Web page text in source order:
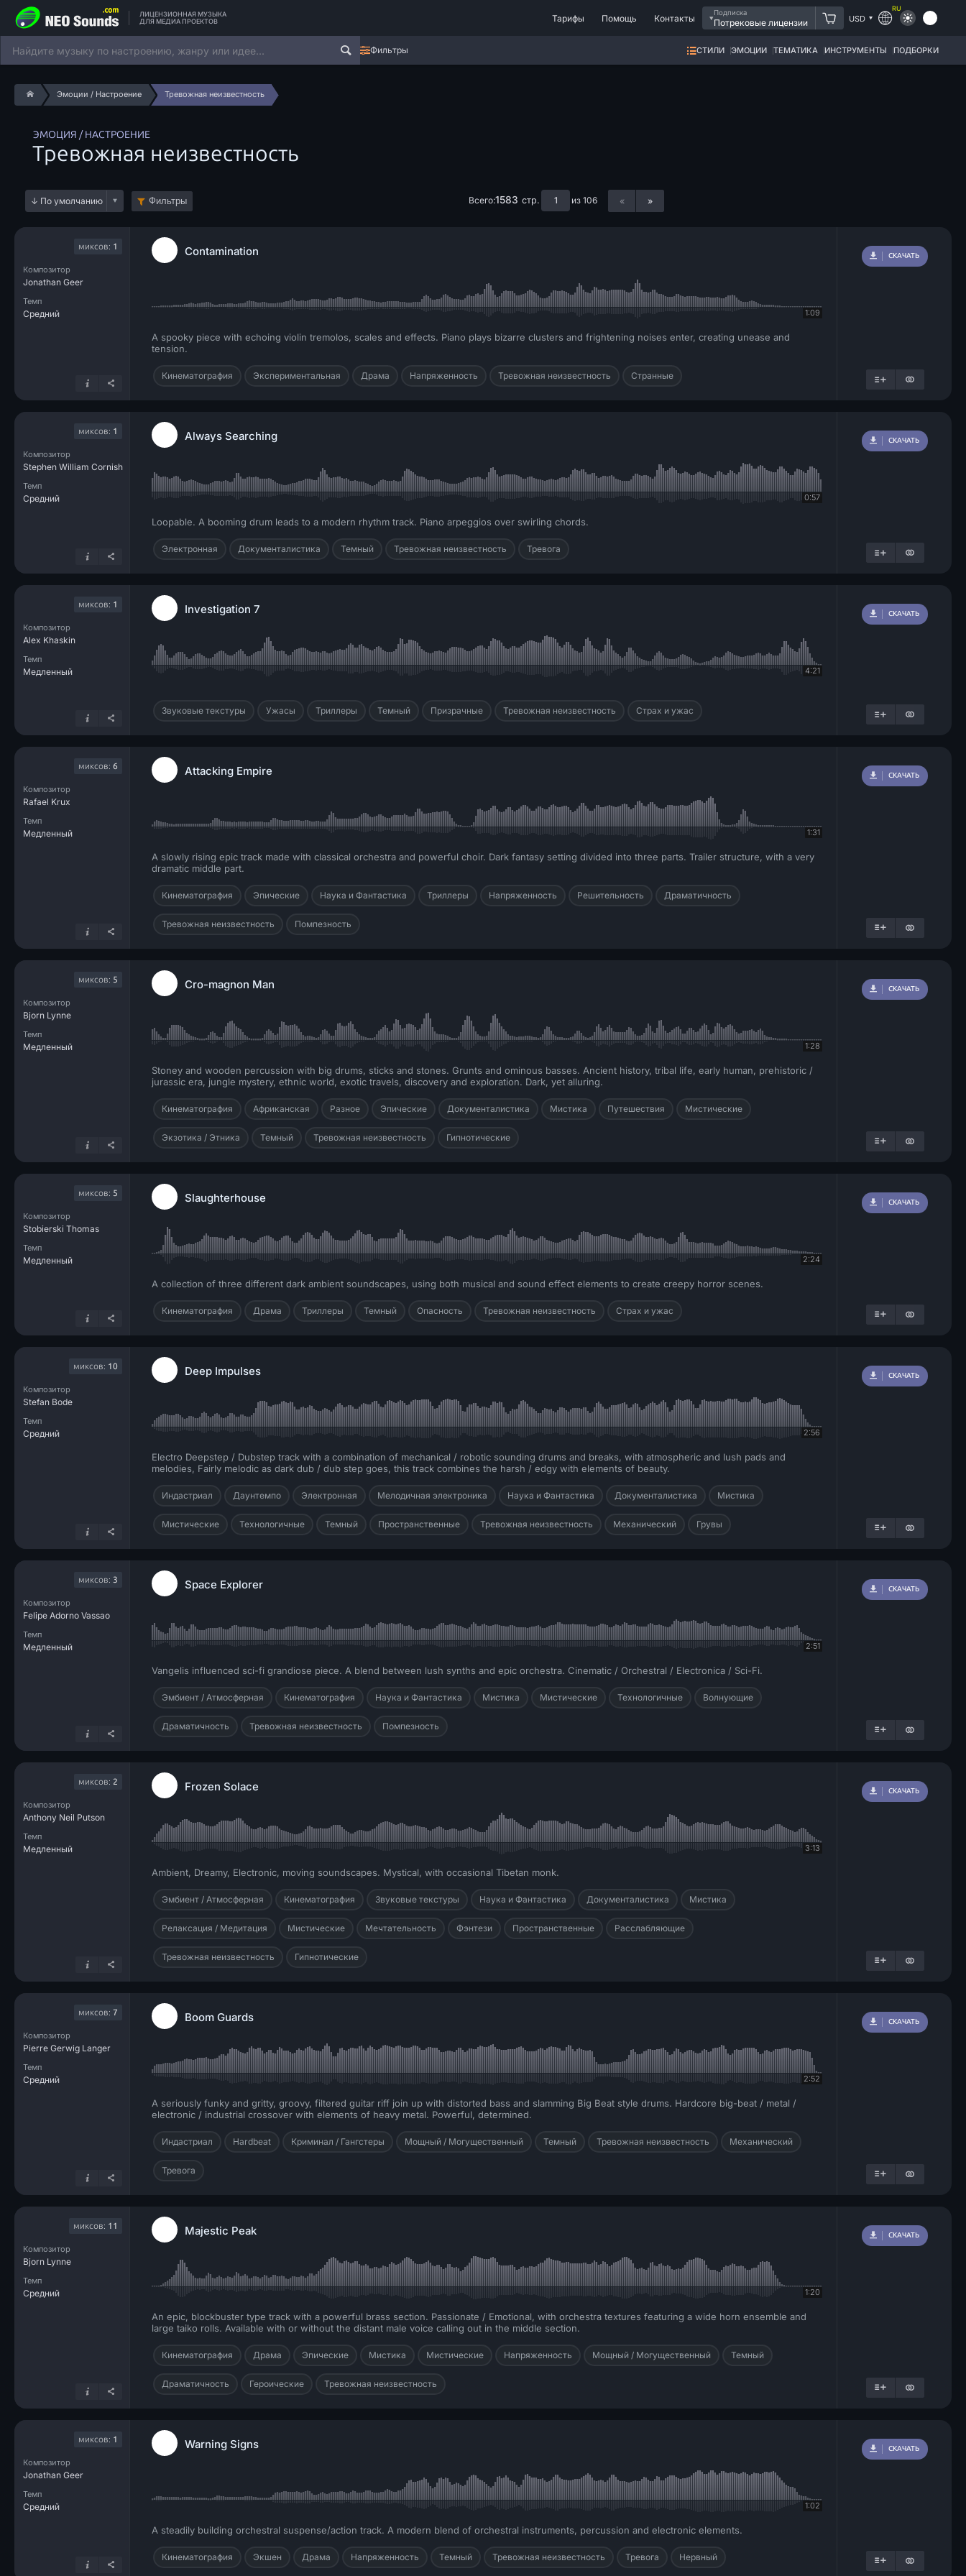
ЛИЦЕНЗИОННАЯ МУЗЫКА
ДЛЯ МЕДИА ПРОЕКТОВ
Тарифы Помощь Контакты
Подписка
Потрековые лицензии USD
RU
Фильтры СТИЛИ ЭМОЦИИ ТЕМАТИКА ИНСТРУМЕНТЫ ПОДБОРКИ
Эмоции / Настроение Тревожная неизвестность
ЭМОЦИЯ / НАСТРОЕНИЕ
Тревожная неизвестность
Фильтры Всего:1583 стр. из 106 « »
миксов: 1
Композитор
Jonathan Geer
Темп
Средний
Contamination
1:09
A spooky piece with echoing violin tremolos, scales and effects. Piano plays bizarre clusters and frightening noises enter, creating unease and
tension.
Кинематография Экспериментальная Драма Напряженность Тревожная неизвестность Странные
СКАЧАТЬ
миксов: 1
Композитор
Stephen William Cornish
Темп
Средний
Always Searching
0:57
Loopable. A booming drum leads to a modern rhythm track. Piano arpeggios over swirling chords.
Электронная Документалистика Темный Тревожная неизвестность Тревога
СКАЧАТЬ
миксов: 1
Композитор
Alex Khaskin
Темп
Медленный
Investigation 7
4:21
Звуковые текстуры Ужасы Триллеры Темный Призрачные Тревожная неизвестность Страх и ужас
СКАЧАТЬ
миксов: 6
Композитор
Rafael Krux
Темп
Медленный
Attacking Empire
1:31
A slowly rising epic track made with classical orchestra and powerful choir. Dark fantasy setting divided into three parts. Trailer structure, with a very
dramatic middle part.
Кинематография Эпические Наука и Фантастика Триллеры Напряженность Решительность Драматичность
Тревожная неизвестность Помпезность
СКАЧАТЬ
миксов: 5
Композитор
Bjorn Lynne
Темп
Медленный
Cro-magnon Man
1:28
Stoney and wooden percussion with big drums, sticks and stones. Grunts and ominous basses. Ancient history, tribal life, early human, prehistoric /
jurassic era, jungle mystery, ethnic world, exotic travels, discovery and exploration. Dark, yet alluring.
Кинематография Африканская Разное Эпические Документалистика Мистика Путешествия Мистические
Экзотика / Этника Темный Тревожная неизвестность Гипнотические
СКАЧАТЬ
миксов: 5
Композитор
Stobierski Thomas
Темп
Медленный
Slaughterhouse
2:24
A collection of three different dark ambient soundscapes, using both musical and sound effect elements to create creepy horror scenes.
Кинематография Драма Триллеры Темный Опасность Тревожная неизвестность Страх и ужас
СКАЧАТЬ
миксов: 10
Композитор
Stefan Bode
Темп
Средний
Deep Impulses
2:56
Electro Deepstep / Dubstep track with a combination of mechanical / robotic sounding drums and breaks, with atmospheric and lush pads and
melodies, Fairly melodic as dark dub / dub step goes, this track combines the harsh / edgy with elements of beauty.
Индастриал Даунтемпо Электронная Мелодичная электроника Наука и Фантастика Документалистика Мистика
Мистические Технологичные Темный Пространственные Тревожная неизвестность Механический Грувы
СКАЧАТЬ
миксов: 3
Композитор
Felipe Adorno Vassao
Темп
Медленный
Space Explorer
2:51
Vangelis influenced sci-fi grandiose piece. A blend between lush synths and epic orchestra. Cinematic / Orchestral / Electronica / Sci-Fi.
Эмбиент / Атмосферная Кинематография Наука и Фантастика Мистика Мистические Технологичные Волнующие
Драматичность Тревожная неизвестность Помпезность
СКАЧАТЬ
миксов: 2
Композитор
Anthony Neil Putson
Темп
Медленный
Frozen Solace
3:13
Ambient, Dreamy, Electronic, moving soundscapes. Mystical, with occasional Tibetan monk.
Эмбиент / Атмосферная Кинематография Звуковые текстуры Наука и Фантастика Документалистика Мистика
Релаксация / Медитация Мистические Мечтательность Фэнтези Пространственные Расслабляющие
Тревожная неизвестность Гипнотические
СКАЧАТЬ
миксов: 7
Композитор
Pierre Gerwig Langer
Темп
Средний
Boom Guards
2:52
A seriously funky and gritty, groovy, filtered guitar riff join up with distorted bass and slamming Big Beat style drums. Hardcore big-beat / metal /
electronic / industrial crossover with elements of heavy metal. Powerful, determined.
Индастриал Hardbeat Криминал / Гангстеры Мощный / Могущественный Темный Тревожная неизвестность Механический
Тревога
СКАЧАТЬ
миксов: 11
Композитор
Bjorn Lynne
Темп
Средний
Majestic Peak
1:20
An epic, blockbuster type track with a powerful brass section. Passionate / Emotional, with orchestra textures featuring a wide horn ensemble and
large taiko rolls. Available with or without the distant male voice calling out in the middle section.
Кинематография Драма Эпические Мистика Мистические Напряженность Мощный / Могущественный Темный
Драматичность Героические Тревожная неизвестность
СКАЧАТЬ
миксов: 1
Композитор
Jonathan Geer
Темп
Средний
Warning Signs
1:02
A steadily building orchestral suspense/action track. A modern blend of orchestral instruments, percussion and electronic elements.
Кинематография Экшен Драма Напряженность Темный Тревожная неизвестность Тревога Нервный
СКАЧАТЬ